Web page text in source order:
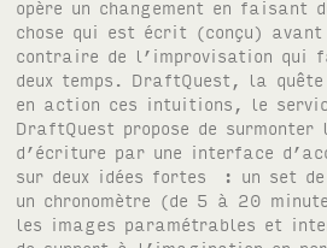
opère un changement en faisant
chose qui est écrit (conçu) avant
contraire de l’improvisation qui
deux temps. DraftQuest, la
en action ces intuitions, le
DraftQuest propose de surmonter
d’écriture par une interface
sur deux idées fortes : un set
un chronomètre (de 5 à 20
les images paramétrables et